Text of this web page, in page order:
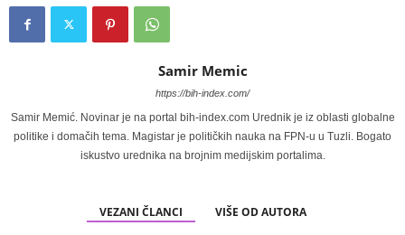
Samir Memic
https://bih-index.com/
Samir Memić. Novinar je na portal bih-index.com Urednik je iz oblasti globalne
politike i domačih tema. Magistar je političkih nauka na FPN-u u Tuzli. Bogato
iskustvo urednika na brojnim medijskim portalima.
VEZANI ČLANCI VIŠE OD AUTORA